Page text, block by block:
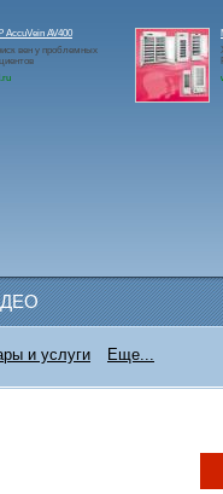
AV400
вен у проблемных
и услуги Еще...